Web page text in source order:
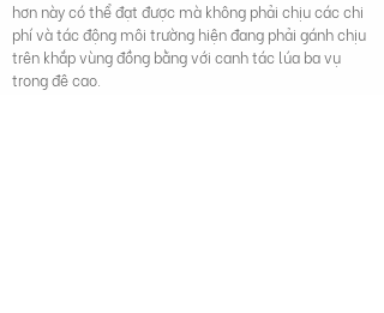
hơn này có thể đạt được mà không phải chịu các chi
phí và tác động môi trường hiện đang phải gánh chịu
trên khắp vùng đồng bằng với canh tác lúa ba vụ
trong đê cao.